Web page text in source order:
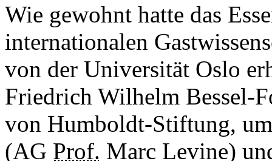
Wie gewohnt hatte das
internationalen
von der Universität Oslo
Friedrich Wilhelm Bessel-
von Humboldt-Stiftung,
(AG Prof. Marc Levine)